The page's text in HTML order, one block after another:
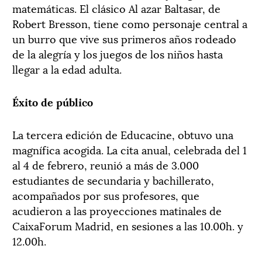
matemáticas. El clásico Al azar Baltasar, de
Robert Bresson, tiene como personaje central a
un burro que vive sus primeros años rodeado
de la alegría y los juegos de los niños hasta
llegar a la edad adulta.
Éxito de público
La tercera edición de Educacine, obtuvo una
magnífica acogida. La cita anual, celebrada del 1
al 4 de febrero, reunió a más de 3.000
estudiantes de secundaria y bachillerato,
acompañados por sus profesores, que
acudieron a las proyecciones matinales de
CaixaForum Madrid, en sesiones a las 10.00h. y
12.00h.